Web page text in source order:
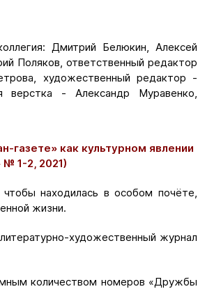
Дмитрий Белюкин, Алексей
Поляков, ответственный редактор
художественный редактор -
верстка - Александр Муравенко,
газете» как культурном явлении
№ 1-2, 2021)
находилась в особом почёте,
жизни.
художественный журнал
количеством номеров «Дружбы